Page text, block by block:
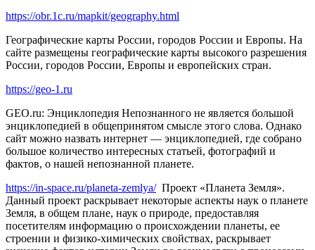
https://obr.1c.ru/mapkit/geography.html
Географические карты России, городов России и Европы. На
сайте размещены географические карты высокого разрешения
России, городов России, Европы и европейских стран.
https://geo-1.ru
GEO.ru: Энциклопедия Непознанного не является большой
энциклопедией в общепринятом смысле этого слова. Однако
сайт можно назвать интернет — энциклопедией, где собрано
большое количество интересных статьей, фотографий и
фактов, о нашей непознанной планете.
https://in-space.ru/planeta-zemlya/Проект «Планета Земля».
Данный проект раскрывает некоторые аспекты наук о планете
Земля, в общем плане, наук о природе, предоставляя
посетителям информацию о происхождении планеты, ее
строении и физико-химических свойствах, раскрывает